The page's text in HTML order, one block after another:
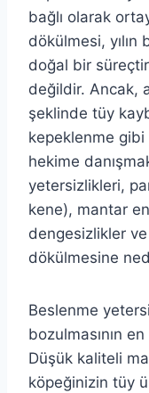
bağlı olarak
dökülmesi,
doğal bir
değildir. Ancak,
şeklinde tüy
kepeklenme
hekime
yetersizlikleri,
kene), mantar
dengesizlikler
dökülmesine
Beslenme
bozulmasının
Düşük kaliteli
köpeğinizin tüy